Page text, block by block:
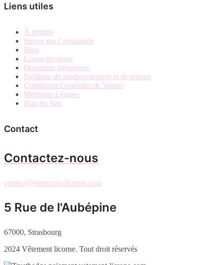
Liens utiles
À propos
Suivre ma Commande
Blog
Contactez-nous
Questions fréquentes
Politique de remboursement et de retours
Conditions Générales de Ventes
Mentions Légales
Plan du Site
Contact
Contactez-nous
contact@vetement-licorne.com
5 Rue de l'Aubépine
67000, Strasbourg
2024 Vêtement licorne. Tout droit réservés